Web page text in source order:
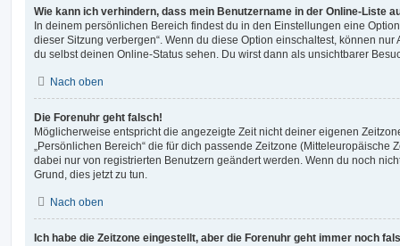
Wie kann ich verhindern, dass mein Benutzername in der Online-Liste
In deinem persönlichen Bereich findest du in den Einstellungen eine
dieser Sitzung verbergen“. Wenn du diese Option einschaltest, können
du selbst deinen Online-Status sehen. Du wirst dann als unsichtbarer
Nach oben
Die Forenuhr geht falsch!
Möglicherweise entspricht die angezeigte Zeit nicht deiner eigenen
„Persönlichen Bereich“ die für dich passende Zeitzone (Mitteleuropäische
dabei nur von registrierten Benutzern geändert werden. Wenn du noch
Grund, dies jetzt zu tun.
Nach oben
Ich habe die Zeitzone eingestellt, aber die Forenuhr geht immer noch